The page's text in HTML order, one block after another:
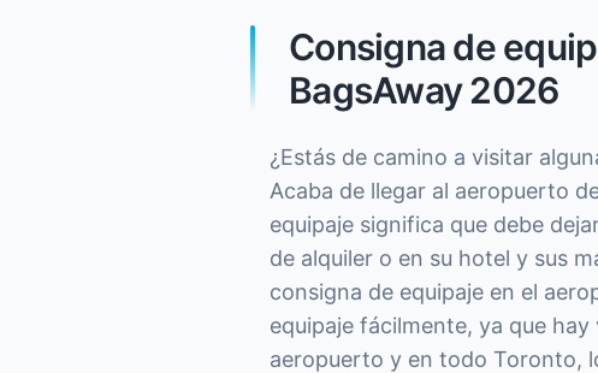
Consigna de
BagsAway 2026
¿Estás de camino a visitar
Acaba de llegar al aeropuerto
equipaje significa que debe
de alquiler o en su hotel y sus
consigna de equipaje en el
equipaje fácilmente, ya que
aeropuerto y en todo Toronto,